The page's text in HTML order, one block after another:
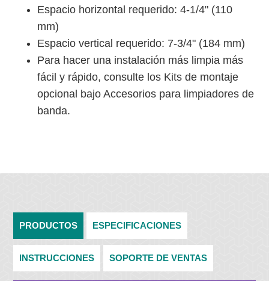
Espacio horizontal requerido: 4-1/4" (110
mm)
Espacio vertical requerido: 7-3/4" (184 mm)
Para hacer una instalación más limpia más
fácil y rápido, consulte los Kits de montaje
opcional bajo Accesorios para limpiadores de
banda.
PRODUCTOS ESPECIFICACIONES
INSTRUCCIONES SOPORTE DE VENTAS